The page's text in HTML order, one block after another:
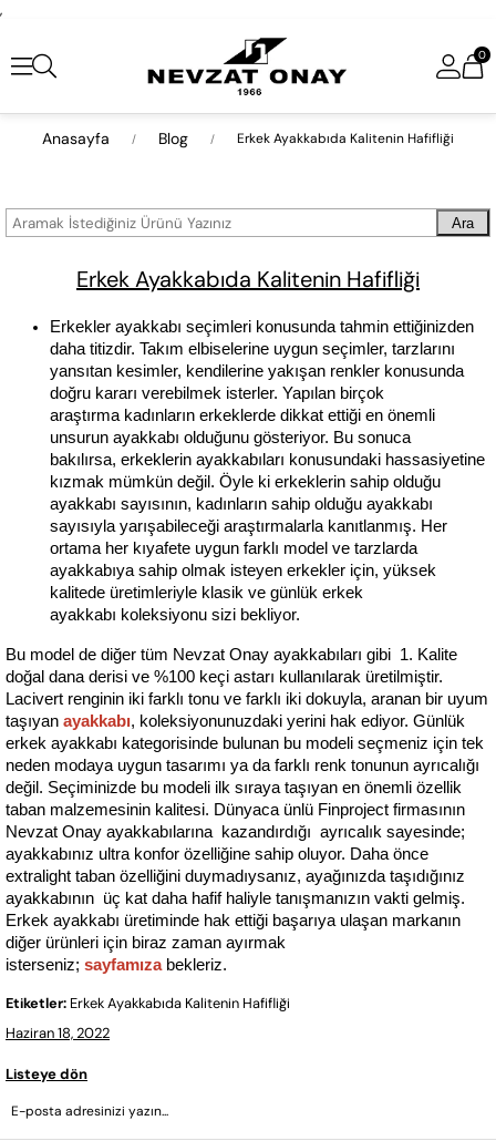
,
0
Anasayfa Blog Erkek Ayakkabıda Kalitenin Hafifliği
Ara
Erkek Ayakkabıda Kalitenin Hafifliği
Erkekler ayakkabı seçimleri konusunda tahmin ettiğinizden
daha titizdir. Takım elbiselerine uygun seçimler, tarzlarını
yansıtan kesimler, kendilerine yakışan renkler konusunda
doğru kararı verebilmek isterler. Yapılan birçok
araştırma kadınların erkeklerde dikkat ettiği en önemli
unsurun ayakkabı olduğunu gösteriyor. Bu sonuca
bakılırsa, erkeklerin ayakkabıları konusundaki hassasiyetine
kızmak mümkün değil. Öyle ki erkeklerin sahip olduğu
ayakkabı sayısının, kadınların sahip olduğu ayakkabı
sayısıyla yarışabileceği araştırmalarla kanıtlanmış. Her
ortama her kıyafete uygun farklı model ve tarzlarda
ayakkabıya sahip olmak isteyen erkekler için, yüksek
kalitede üretimleriyle klasik ve günlük erkek
ayakkabı koleksiyonu sizi bekliyor.
Bu model de diğer tüm Nevzat Onay ayakkabıları gibi  1. Kalite
doğal dana derisi ve %100 keçi astarı kullanılarak üretilmiştir.
Lacivert renginin iki farklı tonu ve farklı iki dokuyla, aranan bir uyum
taşıyan ayakkabı, koleksiyonunuzdaki yerini hak ediyor. Günlük
erkek ayakkabı kategorisinde bulunan bu modeli seçmeniz için tek
neden modaya uygun tasarımı ya da farklı renk tonunun ayrıcalığı
değil. Seçiminizde bu modeli ilk sıraya taşıyan en önemli özellik
taban malzemesinin kalitesi. Dünyaca ünlü Finproject firmasının
Nevzat Onay ayakkabılarına  kazandırdığı  ayrıcalık sayesinde;
ayakkabınız ultra konfor özelliğine sahip oluyor. Daha önce
extralight taban özelliğini duymadıysanız, ayağınızda taşıdığınız
ayakkabının  üç kat daha hafif haliyle tanışmanızın vakti gelmiş.
Erkek ayakkabı üretiminde hak ettiği başarıya ulaşan markanın
diğer ürünleri için biraz zaman ayırmak
isterseniz; sayfamıza bekleriz.
Etiketler: Erkek Ayakkabıda Kalitenin Hafifliği
Haziran 18, 2022
Listeye dön